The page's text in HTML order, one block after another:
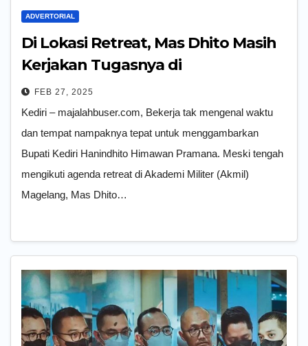
ADVERTORIAL
Di Lokasi Retreat, Mas Dhito Masih
Kerjakan Tugasnya di
Pemerintahan
FEB 27, 2025
Kediri – majalahbuser.com, Bekerja tak mengenal waktu
dan tempat nampaknya tepat untuk menggambarkan
Bupati Kediri Hanindhito Himawan Pramana. Meski tengah
mengikuti agenda retreat di Akademi Militer (Akmil)
Magelang, Mas Dhito…